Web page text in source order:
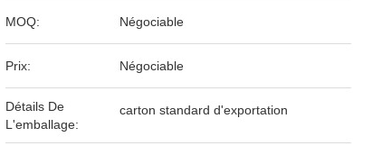
MOQ: Négociable
Prix: Négociable
Détails De
L'emballage:
carton standard d'exportation